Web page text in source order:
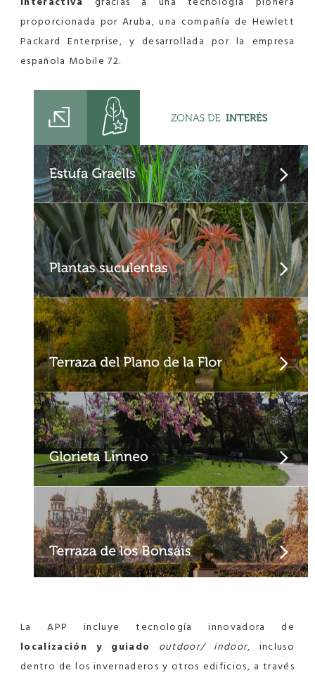
proporcionada por Aruba, una compañía de Hewlett
Packard Enterprise, y desarrollada por la empresa
española Mobile 72.
La APP incluye tecnología innovadora de
localización y guiado
outdoor/ indoor, incluso
dentro de los invernaderos y otros edificios, a través